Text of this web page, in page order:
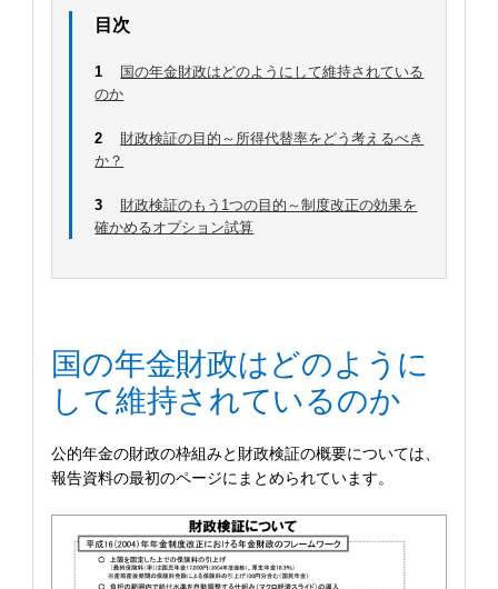
目次
1
国の年金財政はどのようにして維持されている
のか
2
財政検証の目的～所得代替率をどう考えるべき
か？
3
財政検証のもう1つの目的～制度改正の効果を
確かめるオプション試算
国の年金財政はどのように
して維持されているのか
公的年金の財政の枠組みと財政検証の概要については、
報告資料の最初のページにまとめられています。